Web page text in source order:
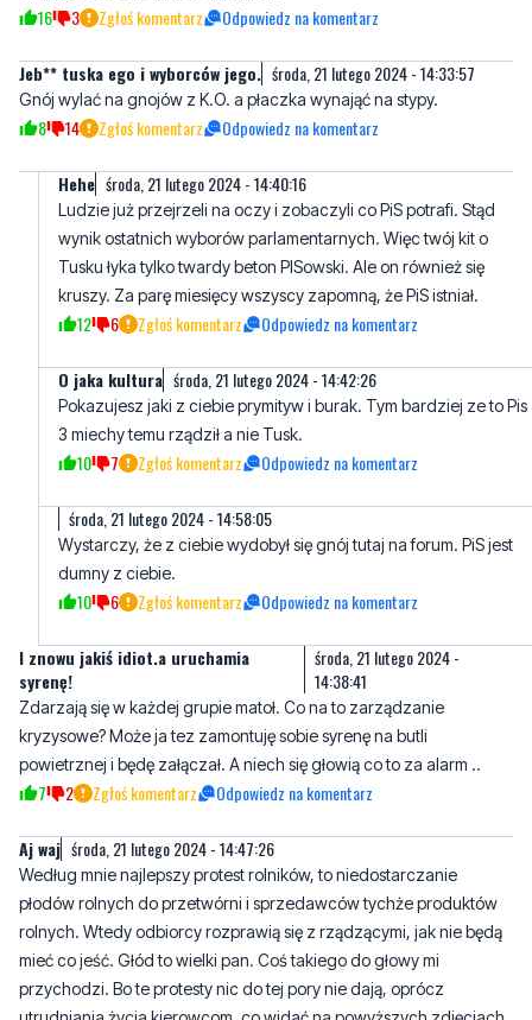
16 3 Zgłoś komentarz Odpowiedz na komentarz
Jeb** tuska ego i wyborców jego. środa, 21 lutego 2024 - 14:33:57
Gnój wylać na gnojów z K.O. a płaczka wynająć na stypy.
8 14 Zgłoś komentarz Odpowiedz na komentarz
Hehe środa, 21 lutego 2024 - 14:40:16
Ludzie już przejrzeli na oczy i zobaczyli co PiS potrafi. Stąd
wynik ostatnich wyborów parlamentarnych. Więc twój kit o
Tusku łyka tylko twardy beton PISowski. Ale on również się
kruszy. Za parę miesięcy wszyscy zapomną, że PiS istniał.
12 6 Zgłoś komentarz Odpowiedz na komentarz
O jaka kultura środa, 21 lutego 2024 - 14:42:26
Pokazujesz jaki z ciebie prymityw i burak. Tym bardziej ze to Pis
3 miechy temu rządził a nie Tusk.
10 7 Zgłoś komentarz Odpowiedz na komentarz
środa, 21 lutego 2024 - 14:58:05
Wystarczy, że z ciebie wydobył się gnój tutaj na forum. PiS jest
dumny z ciebie.
10 6 Zgłoś komentarz Odpowiedz na komentarz
I znowu jakiś idiot.a uruchamia
syrenę!
środa, 21 lutego 2024 -
14:38:41
Zdarzają się w każdej grupie matoł. Co na to zarządzanie
kryzysowe? Może ja tez zamontuję sobie syrenę na butli
powietrznej i będę załączał. A niech się głowią co to za alarm ..
7 2 Zgłoś komentarz Odpowiedz na komentarz
Aj waj środa, 21 lutego 2024 - 14:47:26
Według mnie najlepszy protest rolników, to niedostarczanie
płodów rolnych do przetwórni i sprzedawców tychże produktów
rolnych. Wtedy odbiorcy rozprawią się z rządzącymi, jak nie będą
mieć co jeść. Głód to wielki pan. Coś takiego do głowy mi
przychodzi. Bo te protesty nic do tej pory nie dają, oprócz